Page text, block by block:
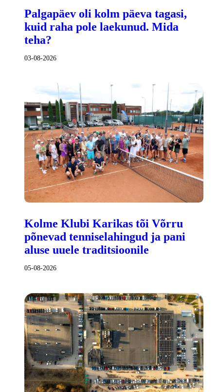
Palgapäev oli kolm päeva tagasi,
kuid raha pole laekunud. Mida
teha?
03-08-2026
Kolme Klubi Karikas tõi Võrru
põnevad tenniselahingud ja pani
aluse uuele traditsioonile
05-08-2026